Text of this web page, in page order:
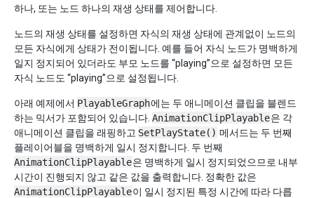
하나, 또는 노드 하나의 재생 상태를 제어합니다.
노드의 재생 상태를 설정하면 자식의 재생 상태에 관계없이 노드의
모든 자식에게 상태가 전이됩니다. 예를 들어 자식 노드가 명백하게
일지 정지되어 있더라도 부모 노드를 “playing”으로 설정하면 모든
자식 노드도 “playing”으로 설정됩니다.
아래 예제에서 PlayableGraph에는 두 애니메이션 클립을 블렌드
하는 믹서가 포함되어 있습니다. AnimationClipPlayable은 각
애니메이션 클립을 래핑하고 SetPlayState() 메서드는 두 번째
플레이어블을 명백하게 일시 정지합니다. 두 번째
AnimationClipPlayable은 명백하게 일시 정지되었으므로 내부
시간이 진행되지 않고 같은 값을 출력합니다. 정확한 값은
AnimationClipPlayable이 일시 정지된 특정 시간에 따라 다릅